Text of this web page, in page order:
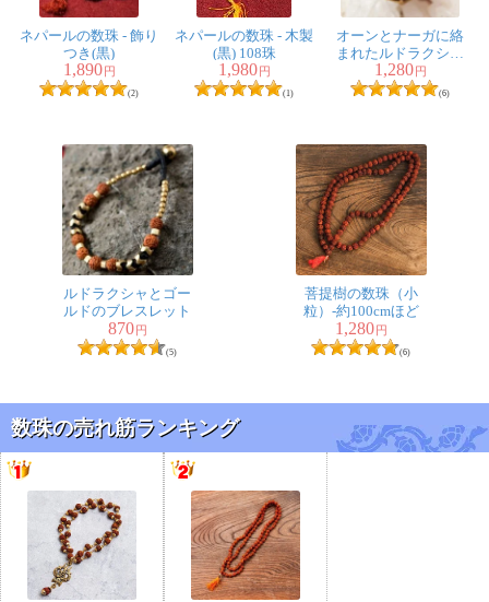
ネパールの数珠 - 飾り
つき(黒)
1,890 円
(2)
ネパールの数珠 - 木製
(黒) 108珠
1,980 円
(1)
オーンとナーガに絡
まれたルドラクシャ
のペンダントトップ
1,280 円
(6)
ルドラクシャとゴー
ルドのブレスレット
870円
(5)
菩提樹の数珠（小
粒）-約100cmほど
1,280円
(6)
数珠の売れ筋ランキング